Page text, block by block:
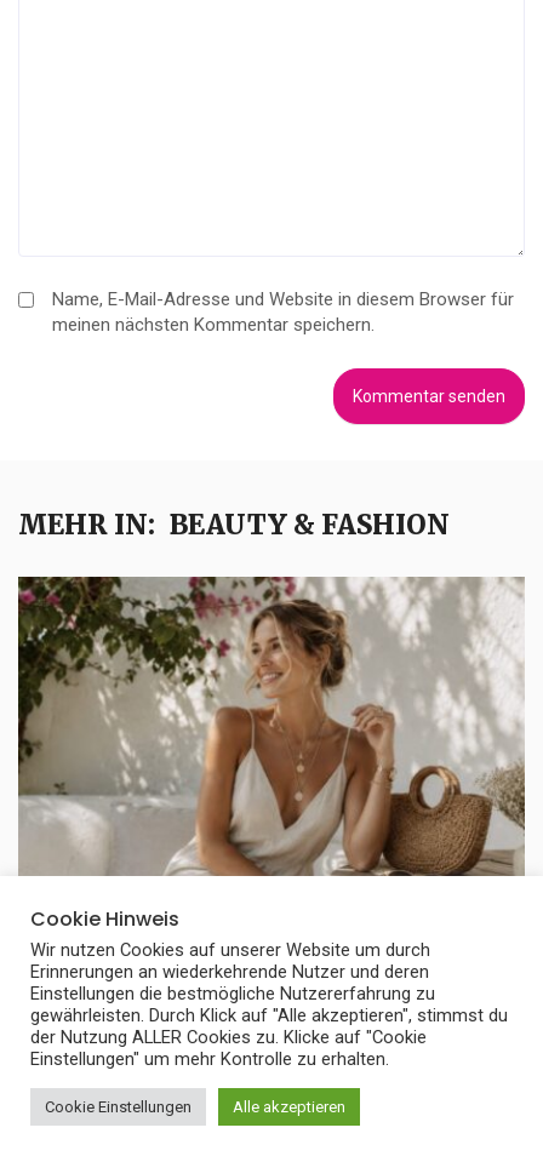
Name, E-Mail-Adresse und Website in diesem Browser für
meinen nächsten Kommentar speichern.
MEHR IN: BEAUTY & FASHION
BEAUTY & FASHION
Sommerkleider stylen: Die schönsten
Schmuck-Kombis und Accessoires für
warme Tage
Layering ist im Sommer aufgrund der heißen Temperaturen
Cookie Hinweis
Wir nutzen Cookies auf unserer Website um durch
Erinnerungen an wiederkehrende Nutzer und deren
Einstellungen die bestmögliche Nutzererfahrung zu
gewährleisten. Durch Klick auf "Alle akzeptieren", stimmst du
der Nutzung ALLER Cookies zu. Klicke auf "Cookie
Einstellungen" um mehr Kontrolle zu erhalten.
Cookie Einstellungen Alle akzeptieren